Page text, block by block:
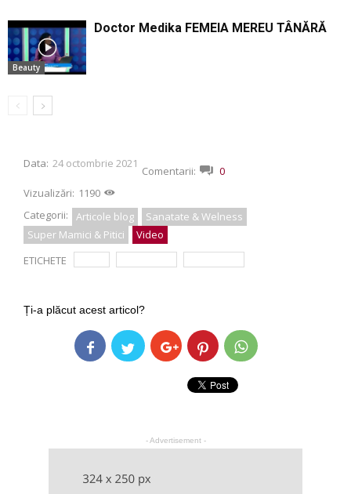
Beauty
Doctor Medika FEMEIA MEREU TÂNĂRĂ
Data: 24 octombrie 2021
Comentarii:
0
Vizualizări: 1190
Categorii:
Articole blog
Sanatate & Welness
Super Mamici & Pitici
Video
ETICHETE
Ți-a plăcut acest articol?
- Advertisement -